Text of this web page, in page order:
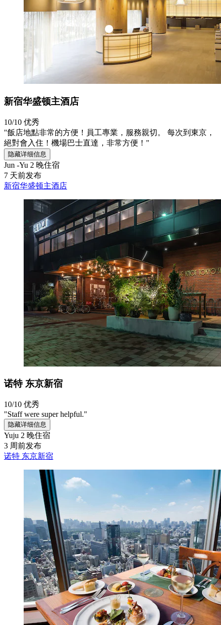
新宿华盛顿主酒店
10/10 优秀
"飯店地點非常的方便！員工專業，服務親切。 每次到東京，
絕對會入住！機場巴士直達，非常方便！"
隐藏详细信息
Jun -Yu 2 晚住宿
7 天前发布
新宿华盛顿主酒店
诺特 东京新宿
10/10 优秀
"Staff were super helpful."
隐藏详细信息
Yuju 2 晚住宿
3 周前发布
诺特 东京新宿